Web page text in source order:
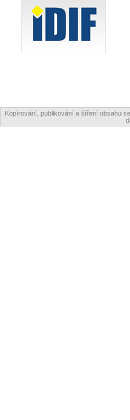
Kopírování, publikování a šíření obsahu